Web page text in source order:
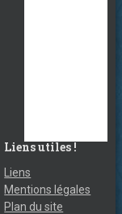
Liens utiles !
Liens
Mentions légales
Plan du site